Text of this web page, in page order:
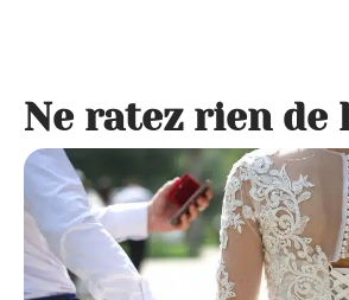
Ne ratez rien de